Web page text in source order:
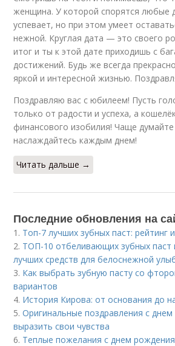
женщина. У которой спорятся любые
успевает, но при этом умеет
нежной. Круглая дата — это своего
итог и ты к этой дате приходишь с
достижений. Будь же всегда
яркой и интересной жизнью.
Поздравляю вас с юбилеем! Пусть
только от радости и успеха, а
финансового изобилия! Чаще
наслаждайтесь каждым днем!
Читать дальше →
Последние обновления на
1. Топ-7 лучших зубных паст: рейтинг
2. ТОП-10 отбеливающих зубных паст
лучших средств для белоснежной
3. Как выбрать зубную пасту со
вариантов
4. История Кирова: от основания до
5.Оригинальные поздравления с
выразить свои чувства
6. Теплые пожелания с днем